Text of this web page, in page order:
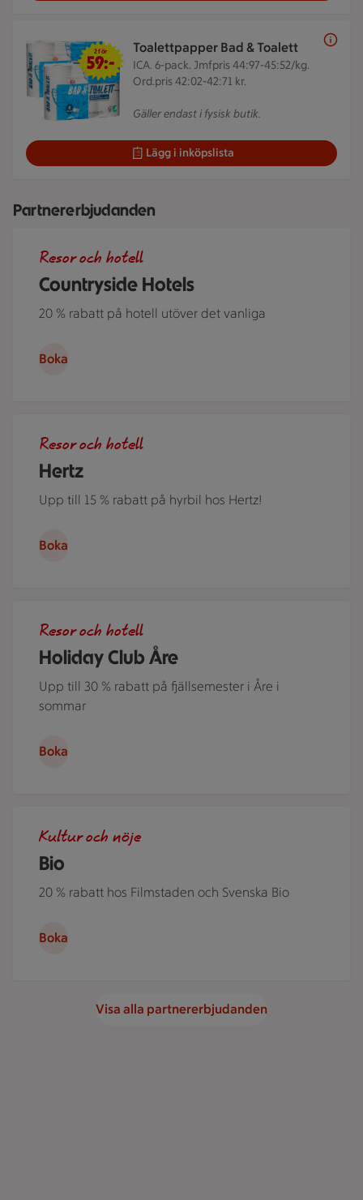
Toalettpapper Bad & Toalett
ICA. 6-pack. Jmfpris 44:97-45:52/kg.
Ord.pris 42:02-42:71 kr.
Gäller endast i fysisk butik.
2 för 59 kr
2 för
59:-
Lägg i inköpslista
Partnererbjudanden
Countryside Hotels
Resor och hotell
20 % rabatt på hotell utöver det vanliga
Boka
Hertz
Resor och hotell
Upp till 15 % rabatt på hyrbil hos Hertz!
Boka
Holiday Club Åre
Resor och hotell
Upp till 30 % rabatt på fjällsemester i Åre i
sommar
Boka
Bio
Kultur och nöje
20 % rabatt hos Filmstaden och Svenska Bio
Boka
Visa alla partnererbjudanden